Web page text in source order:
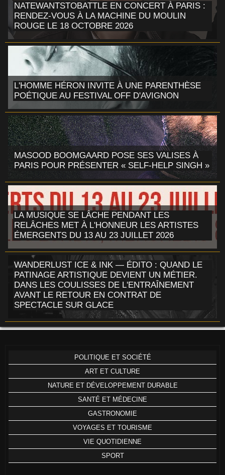
NATEWANTSTOBATTLE EN CONCERT À PARIS :
RENDEZ-VOUS À LA MACHINE DU MOULIN
ROUGE LE 18 OCTOBRE 2026
L'HOMME HÉRON INVITE À UNE PARENTHÈSE
POÉTIQUE AU FESTIVAL OFF D'AVIGNON
MASOOD BOOMGAARD POSE SES VALISES À
PARIS POUR PRÉSENTER « SELF-HELP SINGH »
LA MUSIQUE SE LÂCHE PENDANT LES
RELÂCHES MET À L'HONNEUR LES ARTISTES
ÉMERGENTS DU 13 AU 23 JUILLET 2026
WANDERLUST ICE & INK — ÉDITO : QUAND LE
PATINAGE ARTISTIQUE DEVIENT UN MÉTIER.
DANS LES COULISSES DE L'ENTRAÎNEMENT
AVANT LE RETOUR EN CONTRAT DE
SPECTACLE SUR GLACE
POLITIQUE ET SOCIÉTÉ
ART ET CULTURE
NATURE ET DÉVELOPPEMENT DURABLE
SANTÉ ET MÉDECINE
GASTRONOMIE
VOYAGES ET TOURISME
VIE QUOTIDIENNE
SPORT